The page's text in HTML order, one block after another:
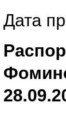
Дата